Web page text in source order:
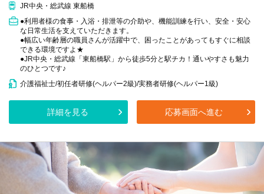
JR中央・総武線 東船橋
●利用者様の食事・入浴・排泄等の介助や、機能訓練を行い、安全・安心
な日常生活を支えていただきます。
●幅広い年齢層の職員さんが活躍中で、困ったことがあってもすぐに相談
できる環境ですよ★
●JR中央・総武線「東船橋駅」から徒歩5分と駅チカ！通いやすさも魅力
のひとつです♪
介護福祉士/初任者研修(ヘルパー2級)/実務者研修(ヘルパー1級)
詳細を見る 応募画面へ進む